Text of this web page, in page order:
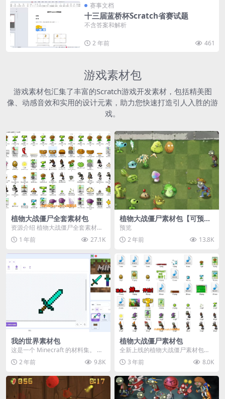
赛事文档
十三届蓝桥杯Scratch省赛试题
不含答案和解析
2 年前 461
游戏素材包
游戏素材包汇集了丰富的Scratch游戏开发素材，包括精美图
像、动感音效和实用的设计元素，助力您快速打造引人入胜的游
戏。
植物大战僵尸全套素材包
资源介绍 植物大战僵尸全套素材
包，包含227个丰富多样的素材，
涵盖角色、背景、动...
1 年前 27.1K
植物大战僵尸素材包【可预
览】
预览
2 年前
13.8K
我的世界素材包
这是一个 Minecraft 的材料集。 操
作方法如下： 工具 → 右箭头 怪物...
2 年前 9.8K
植物大战僵尸素材包
全新上线的植物大战僵尸素材包，
内含48个精选资源，涵盖角色、场
景、音效等多样内容...
3 年前 8.0K